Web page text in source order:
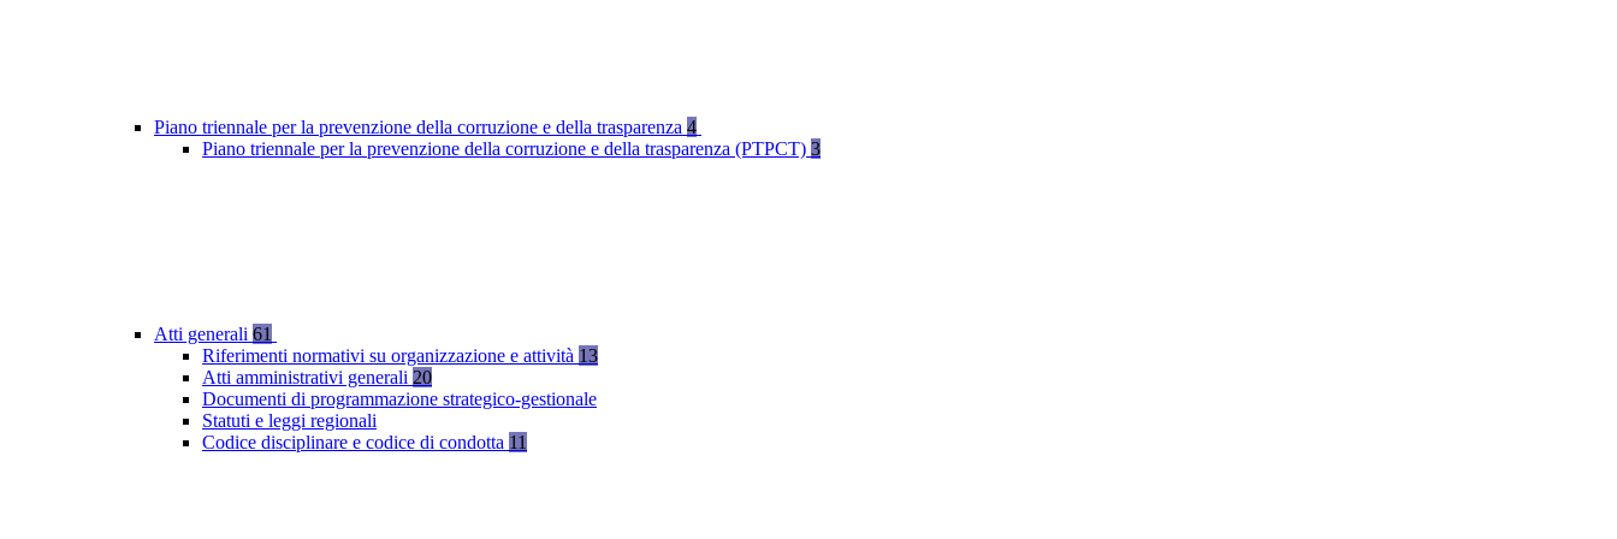
Piano triennale per la prevenzione della corruzione e della trasparenza 4
Piano triennale per la prevenzione della corruzione e della trasparenza (PTPCT) 3
Atti generali 61
Riferimenti normativi su organizzazione e attività 13
Atti amministrativi generali 20
Documenti di programmazione strategico-gestionale
Statuti e leggi regionali
Codice disciplinare e codice di condotta 11